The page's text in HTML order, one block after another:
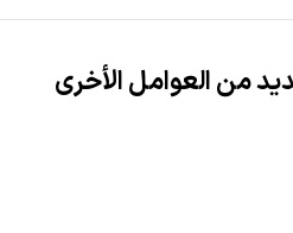
من العوامل الأخرى